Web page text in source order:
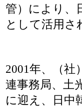
管）により、
として活用さ
2001年、（社
連事務局、土
に迎え、日中